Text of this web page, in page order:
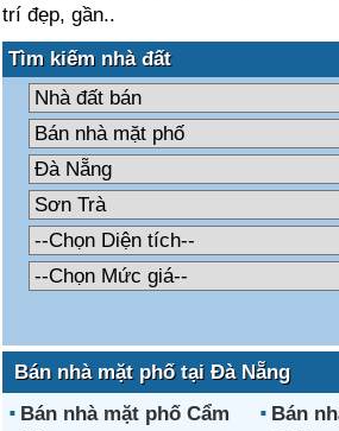
trí đẹp, gần..
Tìm kiếm nhà đất
Bán nhà mặt phố tại Đà Nẵng
Bán nhà mặt phố Cẩm
Bán